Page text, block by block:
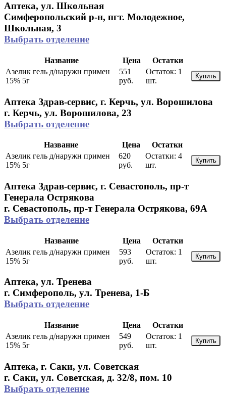
Аптека, ул. Школьная
Симферопольский р-н, пгт. Молодежное,
Школьная, 3
Выбрать отделение
Название Цена
Остатки
Азелик гель д/наружн примен
15% 5г
551
руб.
Остаток: 1
шт.
Купить
Аптека Здрав-сервис, г. Керчь, ул. Ворошилова
г. Керчь, ул. Ворошилова, 23
Выбрать отделение
Название Цена
Остатки
Азелик гель д/наружн примен
15% 5г
620
руб.
Остатки: 4
шт.
Купить
Аптека Здрав-сервис, г. Севастополь, пр-т
Генерала Острякова
г. Севастополь, пр-т Генерала Острякова, 69А
Выбрать отделение
Название Цена
Остатки
Азелик гель д/наружн примен
15% 5г
593
руб.
Остаток: 1
шт.
Купить
Аптека, ул. Тренева
г. Симферополь, ул. Тренева, 1-Б
Выбрать отделение
Название Цена
Остатки
Азелик гель д/наружн примен
15% 5г
549
руб.
Остаток: 1
шт.
Купить
Аптека, г. Саки, ул. Советская
г. Саки, ул. Советская, д. 32/8, пом. 10
Выбрать отделение